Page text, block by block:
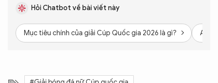
Hỏi Chatbot về bài viết này
Mục tiêu chính của giải Cúp Quốc gia 2026 là gì? Ai là